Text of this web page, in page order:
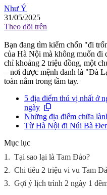
Như Ý
31/05/2025
Theo dõi trên
Bạn đang tìm kiếm chốn "đi
của Hà Nội mà không muốn đi
chỉ khoảng 2 triệu đồng, một
– nơi được mệnh danh là "Đà
toàn nằm trong tầm tay.
5 địa điểm thú vị nhất ở
ngày
Những địa điểm chữa
Từ Hà Nội đi Núi Bà
Mục lục
1. Tại sao lại là Tam Đảo?
2. Chi tiêu 2 triệu vi vu Tam
3. Gợi ý lịch trình 2 ngày 1